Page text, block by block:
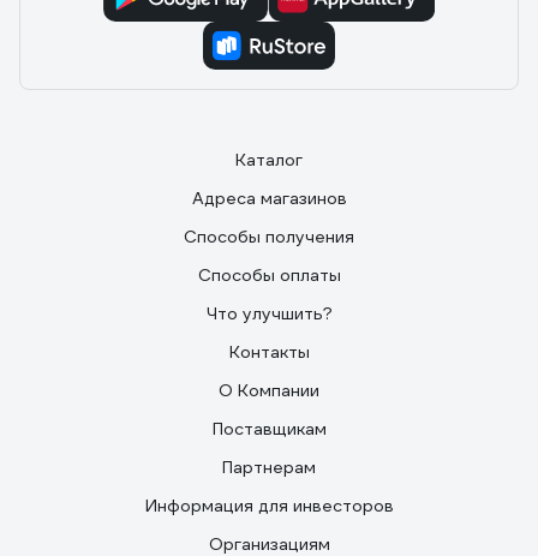
Каталог
Адреса магазинов
Способы получения
Способы оплаты
Что улучшить?
Контакты
О Компании
Поставщикам
Партнерам
Информация для инвесторов
Организациям